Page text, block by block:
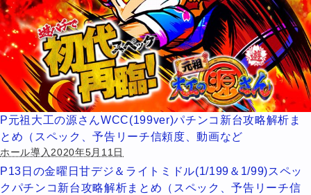
P元祖大工の源さんWCC(199ver)パチンコ新台攻略解析ま
とめ（スペック、予告リーチ信頼度、動画など
ホール導入2020年5月11日
P13日の金曜日甘デジ＆ライトミドル(1/199＆1/99)スペッ
クパチンコ新台攻略解析まとめ（スペック、予告リーチ信